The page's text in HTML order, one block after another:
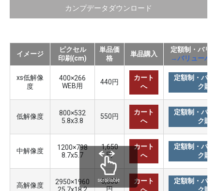
カンプデータダウンロード
イメージ
ピクセル
印刷(cm)
単品価
格
単品購入
定額制・バリ
→バリューパ
xs低解像
度
400×266
WEB用
440円
カート
へ
定額制・バリ
ク購
低解像度
800×532
5.8x3.8
550円
カート
へ
定額制・バリ
ク購
中解像度
1200×798
8.7x5.7
1,650
円
カート
へ
定額制・バリ
ク購
高解像度
2950×1960
25.7x18.2
3,300
円
カート
へ
定額制・バリ
ク購
scrollable